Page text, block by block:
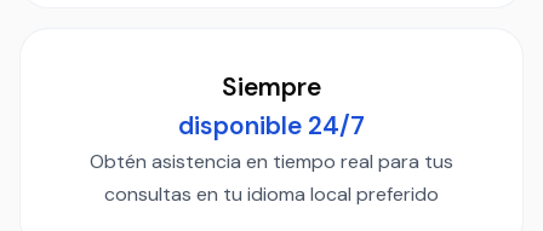
Siempre
disponible 24/7
Obtén asistencia en tiempo real para tus
consultas en tu idioma local preferido